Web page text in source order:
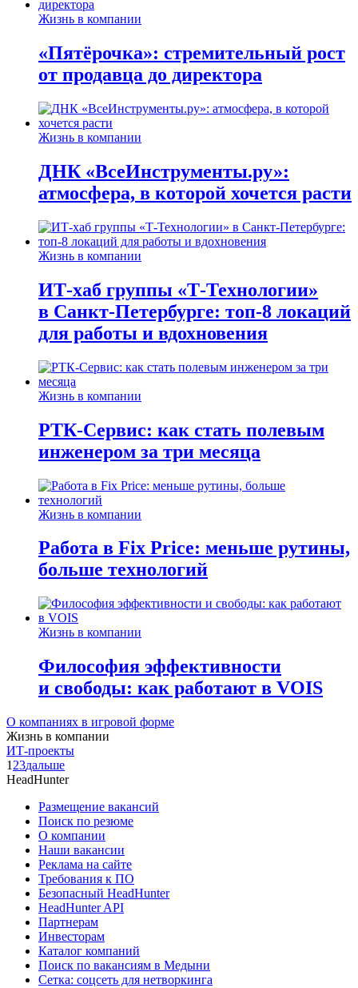
Жизнь в компании
«Пятёрочка»: стремительный рост
от продавца до директора
Жизнь в компании
ДНК «ВсеИнструменты.ру»:
атмосфера, в которой хочется расти
Жизнь в компании
ИТ-хаб группы «Т-Технологии»
в Санкт-Петербурге: топ-8 локаций
для работы и вдохновения
Жизнь в компании
РТК-Сервис: как стать полевым
инженером за три месяца
Жизнь в компании
Работа в Fix Price: меньше рутины,
больше технологий
Жизнь в компании
Философия эффективности
и свободы: как работают в VOIS
О компаниях в игровой форме
Жизнь в компании
ИТ-проекты
1 23дальше
HeadHunter
Размещение вакансий
Поиск по резюме
О компании
Наши вакансии
Реклама на сайте
Требования к ПО
Безопасный HeadHunter
HeadHunter API
Партнерам
Инвесторам
Каталог компаний
Поиск по вакансиям в Медыни
Сетка: соцсеть для нетворкинга